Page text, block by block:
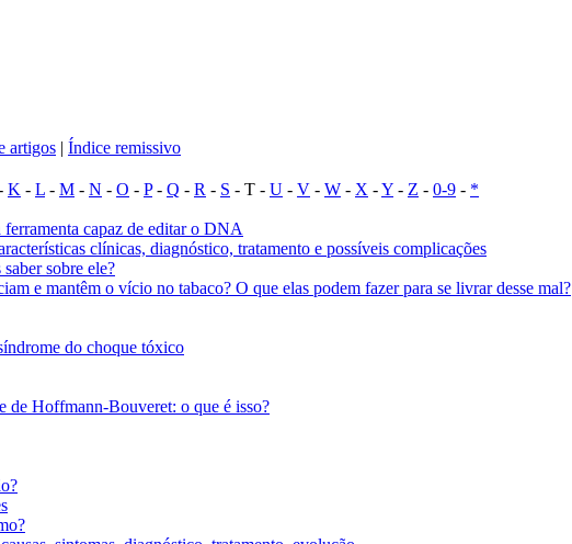
artigos | Índice remissivo
K - L - M - N - O - P- Q - R - S - T - U - V - W - X -Y - Z - 0-9 - *
capaz de editar o DNA
clínicas, diagnóstico, tratamento e possíveis complicações
sobre ele?
e mantêm o vício no tabaco? O que elas podem fazer para se livrar desse mal?
do choque tóxico
de Hoffmann-Bouveret: o que é isso?